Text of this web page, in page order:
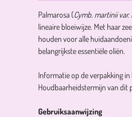
Palmarosa (Cymb. martinii
lineaire bloeiwijze. Met haar
houden voor alle
belangrijkste essentiële oliën.
Informatie op de verpakking in
Houdbaarheidstermijn van dit
Gebruiksaanwijzing